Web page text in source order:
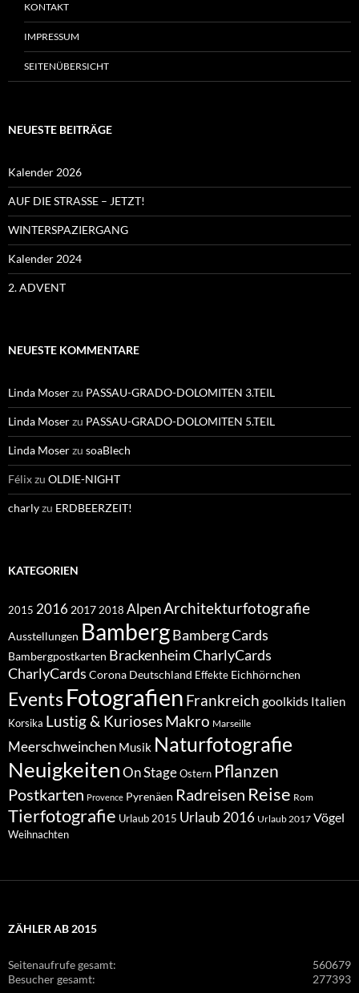
KONTAKT
IMPRESSUM
SEITENÜBERSICHT
NEUESTE BEITRÄGE
Kalender 2026
AUF DIE STRASSE – JETZT!
WINTERSPAZIERGANG
Kalender 2024
2. ADVENT
NEUESTE KOMMENTARE
Linda Moserzu PASSAU-GRADO-DOLOMITEN 3.TEIL
Linda Moserzu PASSAU-GRADO-DOLOMITEN 5.TEIL
Linda Moserzu soaBlech
Félixzu OLDIE-NIGHT
charlyzu ERDBEERZEIT!
KATEGORIEN
2015 201620172018 AlpenArchitekturfotografie
Ausstellungen BambergBamberg Cards
Bambergpostkarten BrackenheimCharlyCards
CharlyCards Corona Deutschland Effekte Eichhörnchen
Events Fotografien Frankreich goolkids Italien
Korsika Lustig & KuriosesMakro Marseille
Meerschweinchen Musik Naturfotografie
NeuigkeitenOn StageOstern Pflanzen
Postkarten Provence Pyrenäen Radreisen Reise Rom
Tierfotografie Urlaub 2015 Urlaub 2016 Urlaub 2017 Vögel
Weihnachten
ZÄHLER AB 2015
560679
Seitenaufrufe gesamt:
277393
Besucher gesamt: